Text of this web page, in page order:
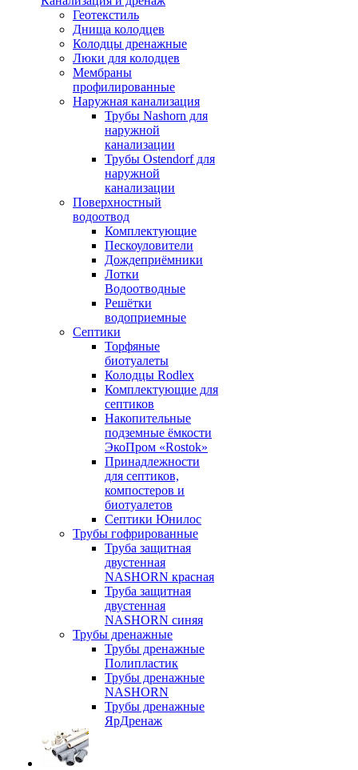
Геотекстиль
Днища колодцев
Колодцы дренажные
Люки для колодцев
Мембраны
профилированные
Наружная канализация
Трубы Nashorn для
наружной
канализации
Трубы Ostendorf для
наружной
канализации
Поверхностный
водоотвод
Комплектующие
Пескоуловители
Дождеприёмники
Лотки
Водоотводные
Решётки
водоприемные
Септики
Торфяные
биотуалеты
Колодцы Rodlex
Комплектующие для
септиков
Накопительные
подземные ёмкости
ЭкоПром «Rostok»
Принадлежности
для септиков,
компостеров и
биотуалетов
Септики Юнилос
Трубы гофрированные
Труба защитная
двустенная
NASHORN красная
Труба защитная
двустенная
NASHORN синяя
Трубы дренажные
Трубы дренажные
Полипластик
Трубы дренажные
NASHORN
Трубы дренажные
ЯрДренаж